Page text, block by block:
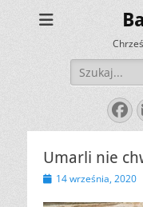
Szukaj:
Umarli nie
Opublikowano
14 września, 2020